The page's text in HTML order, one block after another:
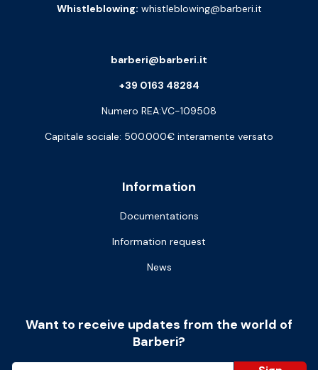
Whistleblowing: whistleblowing@barberi.it
Information
Documentations
Information request
News
barberi@barberi.it
+39 0163 48284
Numero REA:VC-109508
Capitale sociale: 500.000€ interamente versato
Want to receive updates from the world of
Barberi?